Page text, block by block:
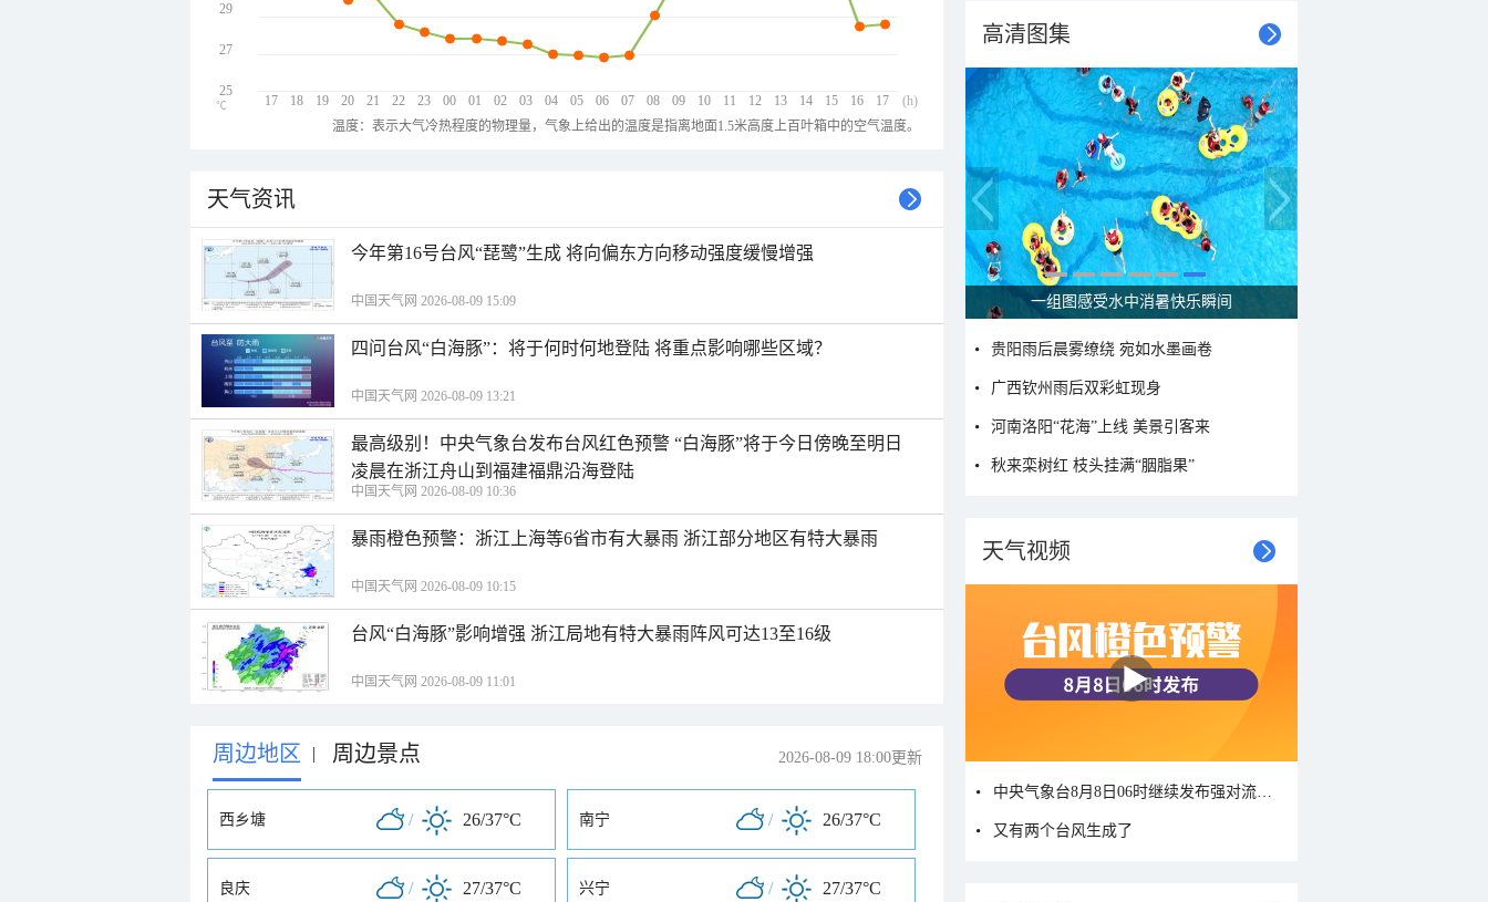
17 18 19 20 21 22 23 00 01 02 03 04 05 06 07 08 09 10 11 12 13 14 15 16 17
29
27
25
(h)
℃
温度：表示大气冷热程度的物理量，气象上给出的温度是指离地面1.5米高度上百叶箱中的空气温度。
天气资讯
今年第16号台风“琵鹭”生成 将向偏东方向移动强度缓慢增强
中国天气网 2026-08-09 15:09
四问台风“白海豚”：将于何时何地登陆 将重点影响哪些区域？
中国天气网 2026-08-09 13:21
最高级别！中央气象台发布台风红色预警 “白海豚”将于今日傍晚至明日
凌晨在浙江舟山到福建福鼎沿海登陆
中国天气网 2026-08-09 10:36
暴雨橙色预警：浙江上海等6省市有大暴雨 浙江部分地区有特大暴雨
中国天气网 2026-08-09 10:15
台风“白海豚”影响增强 浙江局地有特大暴雨阵风可达13至16级
中国天气网 2026-08-09 11:01
周边地区 | 周边景点 2026-08-09 18:00更新
西乡塘 / 26/37°C 南宁 / 26/37°C
良庆 / 27/37°C 兴宁 / 27/37°C
高清图集
走进青海祁连 邂逅一场大自然的顶级配色
贵阳雨后晨雾缭绕 宛如水墨画卷
广西钦州雨后双彩虹现身
河南洛阳“花海”上线 美景引客来
秋来栾树红 枝头挂满“胭脂果”
天气视频
又有两个台风生成了